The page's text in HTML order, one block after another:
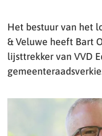
Het bestuur van het
& Veluwe heeft Bart
lijsttrekker van VVD